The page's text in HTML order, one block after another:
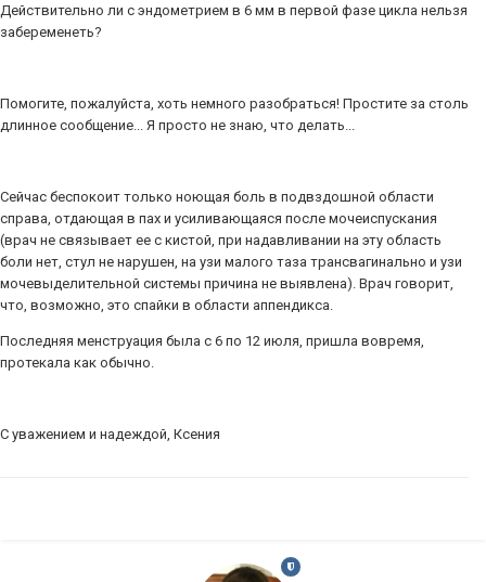
Действительно ли с эндометрием в 6 мм в первой фазе цикла нельзя
забеременеть?
Помогите, пожалуйста, хоть немного разобраться! Простите за столь
длинное сообщение... Я просто не знаю, что делать...
Сейчас беспокоит только ноющая боль в подвздошной области
справа, отдающая в пах и усиливающаяся после мочеиспускания
(врач не связывает ее с кистой, при надавливании на эту область
боли нет, стул не нарушен, на узи малого таза трансвагинально и узи
мочевыделительной системы причина не выявлена). Врач говорит,
что, возможно, это спайки в области аппендикса.
Последняя менструация была с 6 по 12 июля, пришла вовремя,
протекала как обычно.
С уважением и надеждой, Ксения